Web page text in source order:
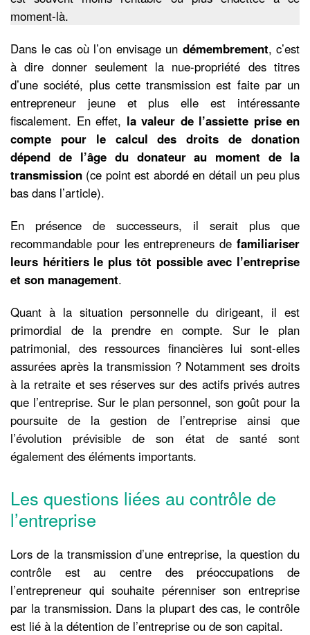
moment-là.
Dans le cas où l’on envisage un démembrement, c’est
à dire donner seulement la nue-propriété des titres
d’une société, plus cette transmission est faite par un
entrepreneur jeune et plus elle est intéressante
fiscalement. En effet, la valeur de l’assiette prise en
compte pour le calcul des droits de donation
dépend de l’âge du donateur au moment de la
transmission (ce point est abordé en détail un peu plus
bas dans l’article).
En présence de successeurs, il serait plus que
recommandable pour les entrepreneurs de familiariser
leurs héritiers le plus tôt possible avec l’entreprise
et son management.
Quant à la situation personnelle du dirigeant, il est
primordial de la prendre en compte. Sur le plan
patrimonial, des ressources financières lui sont-elles
assurées après la transmission ? Notamment ses droits
à la retraite et ses réserves sur des actifs privés autres
que l’entreprise. Sur le plan personnel, son goût pour la
poursuite de la gestion de l’entreprise ainsi que
l’évolution prévisible de son état de santé sont
également des éléments importants.
Les questions liées au contrôle de
l’entreprise
Lors de la transmission d’une entreprise, la question du
contrôle est au centre des préoccupations de
l’entrepreneur qui souhaite pérenniser son entreprise
par la transmission. Dans la plupart des cas, le contrôle
est lié à la détention de l’entreprise ou de son capital.